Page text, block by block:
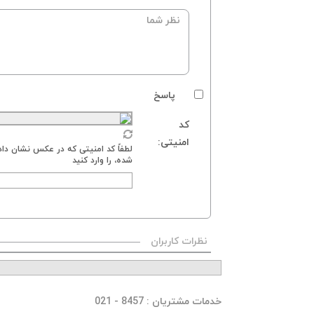
پاسخ
کد
امنیتی:
لطفاً کد امنیتی که در عکس نشان
شده، را وارد کنید
نظرات کاربران
خدمات مشتریان : 8457 - 021